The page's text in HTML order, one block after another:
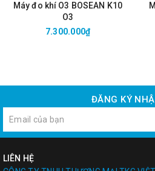
Máy đo khí O3 BOSEAN K10
O3
7.300.000₫
ĐĂNG KÝ
LIÊN HỆ